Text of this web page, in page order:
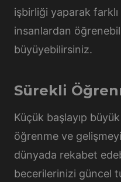
işbirliği yaparak
insanlardan
büyüyebilirsiniz.
Sürekli
Küçük başlayıp
öğrenme ve
dünyada rekabet
becerilerinizi güncel